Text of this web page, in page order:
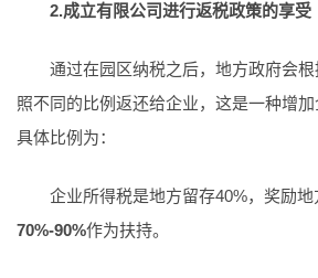
2.成立有限公司进行返税政策的享受
通过在园区纳税之后，地方政府会
照不同的比例返还给企业，这是一种增加
具体比例为：
企业所得税是地方留存40%，奖励
70%-90%作为扶持。